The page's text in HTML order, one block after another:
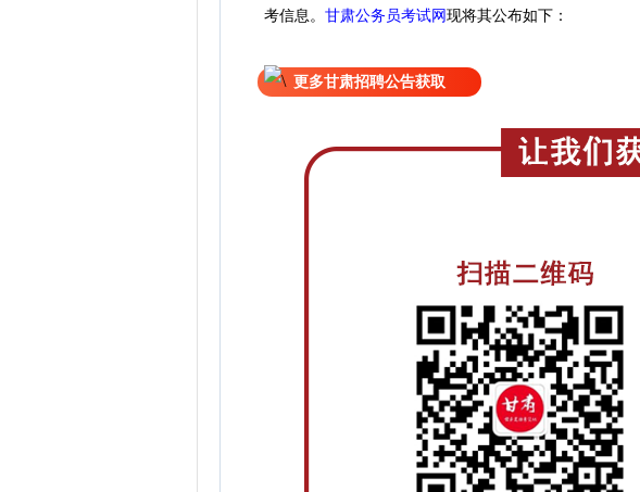
考信息。 甘肃公务员考试网现将其公布如下：
更多甘肃招聘公告获取